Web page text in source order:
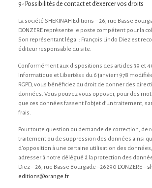
9- Possibilités de contact et d’exercer vos droits
La société SHEKINAH Editions – 26, rue Basse
DONZERE représente le poste compétent pour la
Son représentant légal : François Lindo Diez est
éditeur responsable du site.
Conformément aux dispositions des articles 39 et
Informatique et Libertés » du 6 janvier 1978
RGPD, vous bénéficiez du droit de donner des
données. Vous pouvez vous opposer, pour des
que ces données fassent l’objet d’un traitement,
frais.
Pour toute question ou demande de correction, de
traitement ou de suppression des données ainsi
d’opposition à une certaine utilisation des
adresser à notre délégué à la protection des
Diez – 26, rue Basse Bourgade –26290 DONZERE –
editions@orange.fr